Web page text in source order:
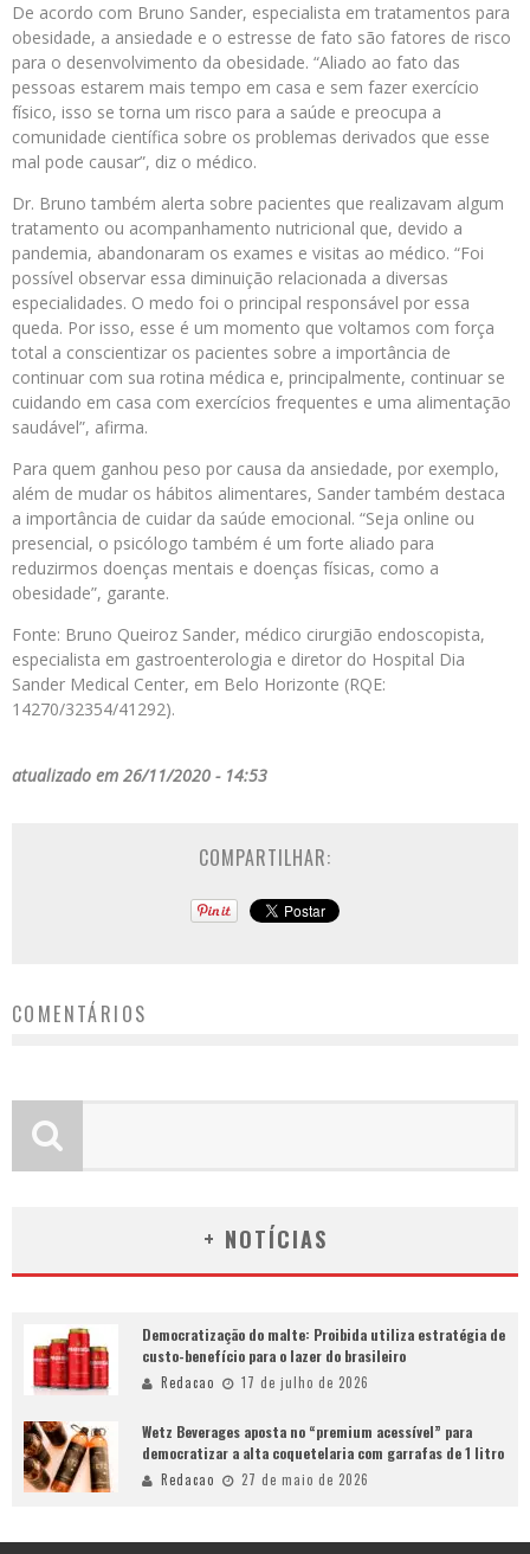
De acordo com Bruno Sander, especialista em tratamentos para
obesidade, a ansiedade e o estresse de fato são fatores de risco
para o desenvolvimento da obesidade. “Aliado ao fato das
pessoas estarem mais tempo em casa e sem fazer exercício
físico, isso se torna um risco para a saúde e preocupa a
comunidade científica sobre os problemas derivados que esse
mal pode causar”, diz o médico.
Dr. Bruno também alerta sobre pacientes que realizavam algum
tratamento ou acompanhamento nutricional que, devido a
pandemia, abandonaram os exames e visitas ao médico. “Foi
possível observar essa diminuição relacionada a diversas
especialidades. O medo foi o principal responsável por essa
queda. Por isso, esse é um momento que voltamos com força
total a conscientizar os pacientes sobre a importância de
continuar com sua rotina médica e, principalmente, continuar se
cuidando em casa com exercícios frequentes e uma alimentação
saudável”, afirma.
Para quem ganhou peso por causa da ansiedade, por exemplo,
além de mudar os hábitos alimentares, Sander também destaca
a importância de cuidar da saúde emocional. “Seja online ou
presencial, o psicólogo também é um forte aliado para
reduzirmos doenças mentais e doenças físicas, como a
obesidade”, garante.
Fonte: Bruno Queiroz Sander, médico cirurgião endoscopista,
especialista em gastroenterologia e diretor do Hospital Dia
Sander Medical Center, em Belo Horizonte (RQE:
14270/32354/41292).
atualizado em 26/11/2020 - 14:53
COMPARTILHAR:
COMENTÁRIOS
+ NOTÍCIAS
Democratização do malte: Proibida utiliza estratégia de
custo-benefício para o lazer do brasileiro
Redacao 17 de julho de 2026
Wetz Beverages aposta no “premium acessível” para
democratizar a alta coquetelaria com garrafas de 1 litro
Redacao 27 de maio de 2026